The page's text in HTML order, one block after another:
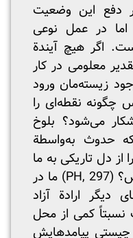
دفع این وضعیت
در عمل نوعی
اگر هیچ آیندة
معلومی در کار
زیسته‌مان ورود
چگونه نقطه‌ای را
می‌شود؟ بلوخ
حدوث به‌واسطة
دل تاریکی به ما
تحمیل می‌کند نه از دل بینش؟ (PH, 297) ما در
دیگر ارادة آزاد
نسبتاً کمی از محل
پیامدهایش